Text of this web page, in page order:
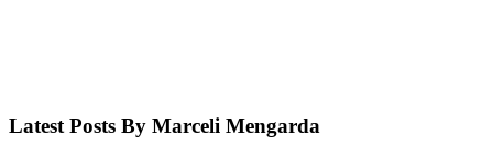
Latest Posts By Marceli Mengarda